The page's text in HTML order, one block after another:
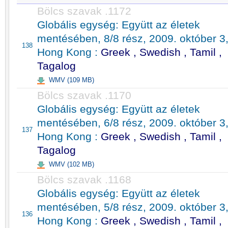
138
Bölcs szavak .1172
Globális egység: Együtt az életek
mentésében, 8/8 rész, 2009. október 3,
Hong Kong : Greek , Swedish , Tamil ,
Tagalog
WMV (109 MB)
137
Bölcs szavak .1170
Globális egység: Együtt az életek
mentésében, 6/8 rész, 2009. október 3,
Hong Kong : Greek , Swedish , Tamil ,
Tagalog
WMV (102 MB)
136
Bölcs szavak .1168
Globális egység: Együtt az életek
mentésében, 5/8 rész, 2009. október 3,
Hong Kong : Greek , Swedish , Tamil ,